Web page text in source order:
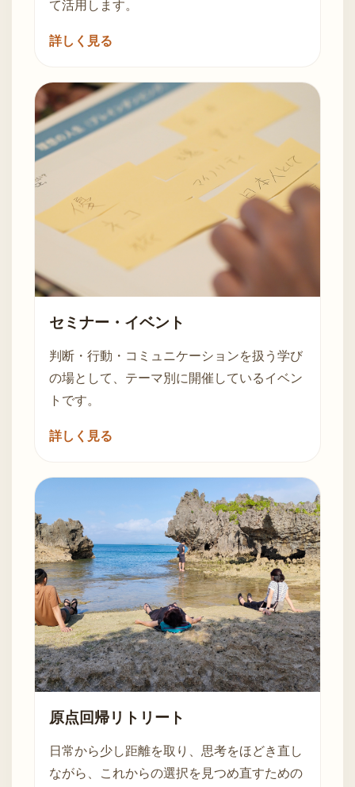
て活用します。
詳しく見る
セミナー・イベント
判断・行動・コミュニケーションを扱う学び
の場として、テーマ別に開催しているイベン
トです。
詳しく見る
原点回帰リトリート
日常から少し距離を取り、思考をほどき直し
ながら、これからの選択を見つめ直すための